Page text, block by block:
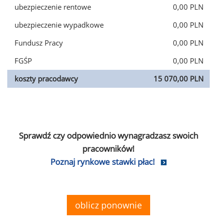
ubezpieczenie rentowe
0,00 PLN
ubezpieczenie wypadkowe
0,00 PLN
Fundusz Pracy
0,00 PLN
FGŚP
0,00 PLN
koszty pracodawcy
15 070,00 PLN
Sprawdź czy odpowiednio wynagradzasz swoich
pracowników!
Poznaj rynkowe stawki płac!
oblicz ponownie